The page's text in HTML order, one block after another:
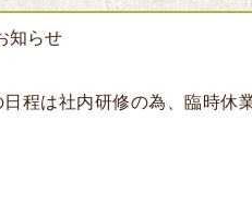
知らせ
程は社内研修の為、臨時休